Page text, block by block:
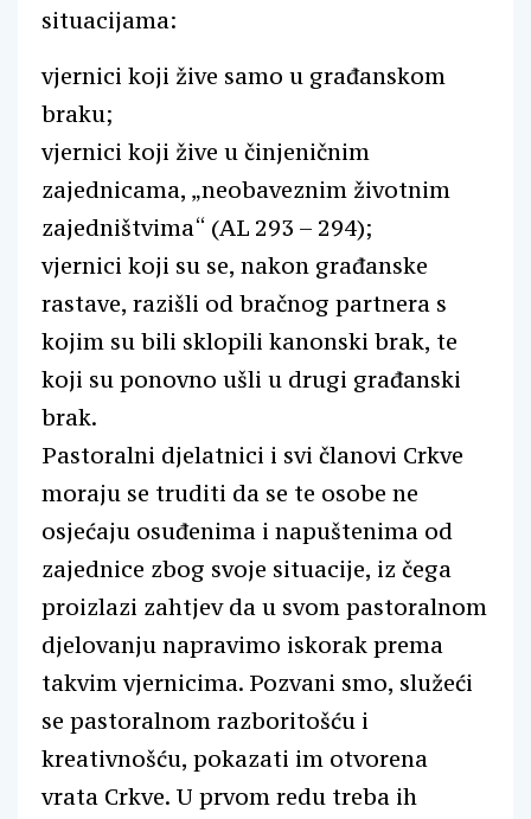
situacijama:
vjernici koji žive samo u građanskom
braku;
vjernici koji žive u činjeničnim
zajednicama, „neobaveznim životnim
zajedništvima“ (AL 293 – 294);
vjernici koji su se, nakon građanske
rastave, razišli od bračnog partnera s
kojim su bili sklopili kanonski brak, te
koji su ponovno ušli u drugi građanski
brak.
Pastoralni djelatnici i svi članovi Crkve
moraju se truditi da se te osobe ne
osjećaju osuđenima i napuštenima od
zajednice zbog svoje situacije, iz čega
proizlazi zahtjev da u svom pastoralnom
djelovanju napravimo iskorak prema
takvim vjernicima. Pozvani smo, služeći
se pastoralnom razboritošću i
kreativnošću, pokazati im otvorena
vrata Crkve. U prvom redu treba ih